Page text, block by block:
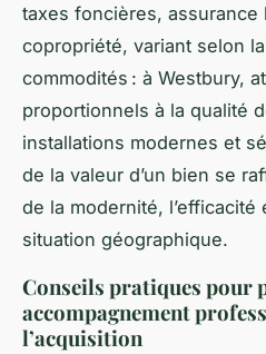
taxes foncières, assurance
copropriété, variant selon
commodités : à Westbury,
proportionnels à la qualité
installations modernes et
de la valeur d’un bien se
de la modernité, l’efficacité
situation géographique.
Conseils pratiques pour
accompagnement
l’acquisition